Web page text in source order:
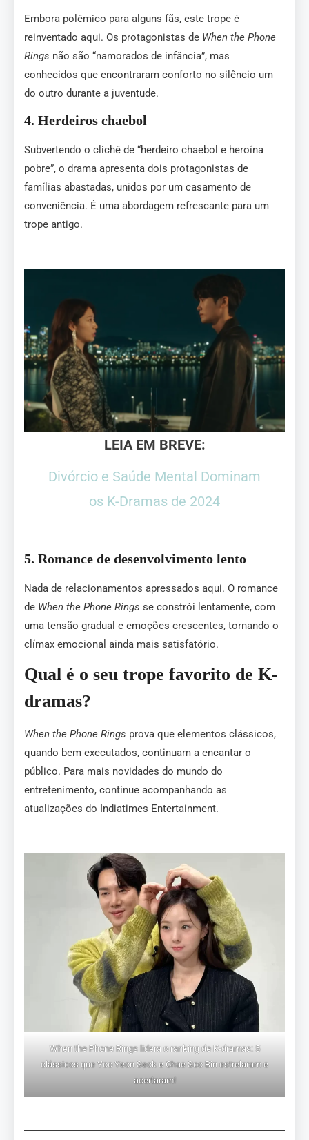
Embora polêmico para alguns fãs, este trope é
reinventado aqui. Os protagonistas de When the Phone
Rings não são “namorados de infância”, mas
conhecidos que encontraram conforto no silêncio um
do outro durante a juventude.
4. Herdeiros chaebol
Subvertendo o clichê de “herdeiro chaebol e heroína
pobre”, o drama apresenta dois protagonistas de
famílias abastadas, unidos por um casamento de
conveniência. É uma abordagem refrescante para um
trope antigo.
LEIA EM BREVE:
Divórcio e Saúde Mental Dominam
os K-Dramas de 2024
5. Romance de desenvolvimento lento
Nada de relacionamentos apressados aqui. O romance
de When the Phone Rings se constrói lentamente, com
uma tensão gradual e emoções crescentes, tornando o
clímax emocional ainda mais satisfatório.
Qual é o seu trope favorito de K-
dramas?
When the Phone Rings prova que elementos clássicos,
quando bem executados, continuam a encantar o
público. Para mais novidades do mundo do
entretenimento, continue acompanhando as
atualizações do Indiatimes Entertainment.
When the Phone Rings lidera o ranking de K-dramas: 5
clássicos que Yoo Yeon Seok e Chae Soo Bin estrelaram e
acertaram!